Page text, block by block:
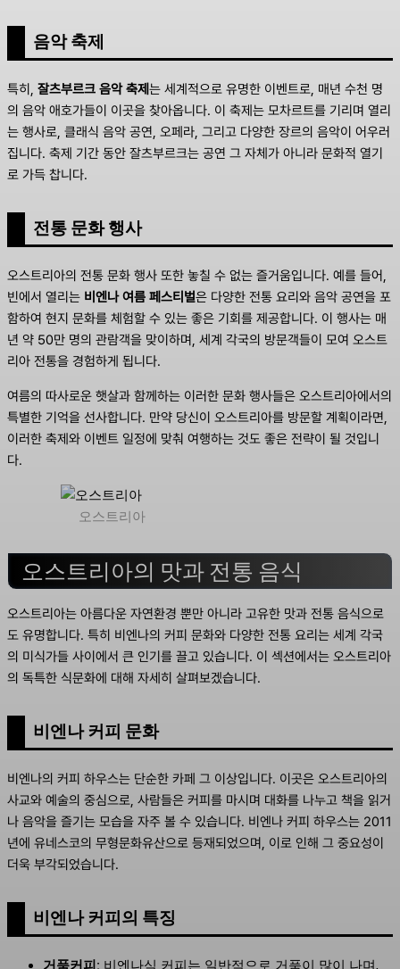
음악 축제
특히, 잘츠부르크 음악 축제 는 세계적으로 유명한 이벤트로, 매년 수천 명
의 음악 애호가들이 이곳을 찾아옵니다. 이 축제는 모차르트를 기리며 열리
는 행사로, 클래식 음악 공연, 오페라, 그리고 다양한 장르의 음악이 어우러
집니다. 축제 기간 동안 잘츠부르크는 공연 그 자체가 아니라 문화적 열기
로 가득 찹니다.
전통 문화 행사
오스트리아의 전통 문화 행사 또한 놓칠 수 없는 즐거움입니다. 예를 들어,
빈에서 열리는 비엔나 여름 페스티벌은 다양한 전통 요리와 음악 공연을 포
함하여 현지 문화를 체험할 수 있는 좋은 기회를 제공합니다. 이 행사는 매
년 약 50만 명의 관람객을 맞이하며, 세계 각국의 방문객들이 모여 오스트
리아 전통을 경험하게 됩니다.
여름의 따사로운 햇살과 함께하는 이러한 문화 행사들은 오스트리아에서의
특별한 기억을 선사합니다. 만약 당신이 오스트리아를 방문할 계획이라면,
이러한 축제와 이벤트 일정에 맞춰 여행하는 것도 좋은 전략이 될 것입니
다.
오스트리아
오스트리아의 맛과 전통 음식
오스트리아는 아름다운 자연환경 뿐만 아니라 고유한 맛과 전통 음식으로
도 유명합니다. 특히 비엔나의 커피 문화와 다양한 전통 요리는 세계 각국
의 미식가들 사이에서 큰 인기를 끌고 있습니다. 이 섹션에서는 오스트리아
의 독특한 식문화에 대해 자세히 살펴보겠습니다.
비엔나 커피 문화
비엔나의 커피 하우스는 단순한 카페 그 이상입니다. 이곳은 오스트리아의
사교와 예술의 중심으로, 사람들은 커피를 마시며 대화를 나누고 책을 읽거
나 음악을 즐기는 모습을 자주 볼 수 있습니다. 비엔나 커피 하우스는 2011
년에 유네스코의 무형문화유산으로 등재되었으며, 이로 인해 그 중요성이
더욱 부각되었습니다.
비엔나 커피의 특징
거품커피: 비엔나식 커피는 일반적으로 거품이 많이 나며,